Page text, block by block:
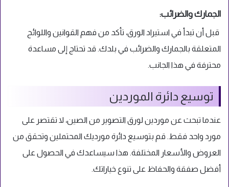
الجمارك والضرائب:
قبل أن تبدأ في استيراد الورق، تأكد من فهم القوانين واللوائح
المتعلقة بالجمارك والضرائب في بلدك. قد تحتاج إلى مساعدة
محترفة في هذا الجانب.
توسيع دائرة الموردين
عندما تبحث عن موردين لورق التصوير من الصين، لا تقتصر على
مورد واحد فقط. قم بتوسيع دائرة مورديك المحتملين وتحقق من
العروض والأسعار المختلفة. هذا سيساعدك في الحصول على
أفضل صفقة والحفاظ على تنوع خياراتك.